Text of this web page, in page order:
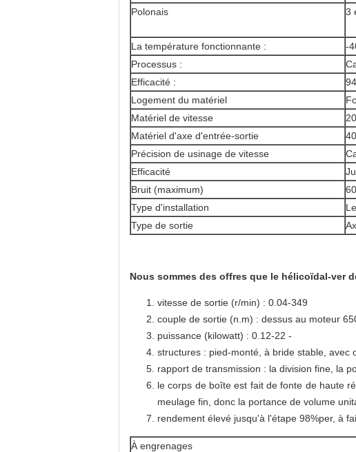
Polonais
3
La température fonctionnante :
-
Processus :
Efficacité :
Logement du matériel
Matériel de vitesse
Matériel d'axe d'entrée-sortie
Précision de usinage de vitesse
Efficacité
Bruit (maximum)
Type d'installation
Type de sortie
Nous sommes des offres que le hélicoïdal-ver
vitesse de sortie (r/min) : 0.04-349
couple de sortie (n.m) : dessus au moteur
puissance (kilowatt) : 0.12-22 -
structures : pied-monté, à bride stable, avec
rapport de transmission : la division fine, la
le corps de boîte est fait de fonte de haute
meulage fin, donc la portance de volume
rendement élevé jusqu'à l'étape 98%per, à
À engrenages